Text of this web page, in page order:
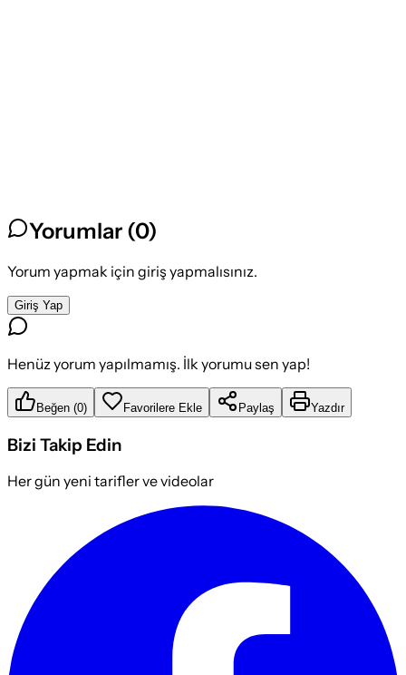
Yorumlar (0)
Yorum yapmak için giriş yapmalısınız.
Giriş Yap
Henüz yorum yapılmamış. İlk yorumu sen yap!
Beğen (0) Favorilere Ekle Paylaş Yazdır
Bizi Takip Edin
Her gün yeni tarifler ve videolar